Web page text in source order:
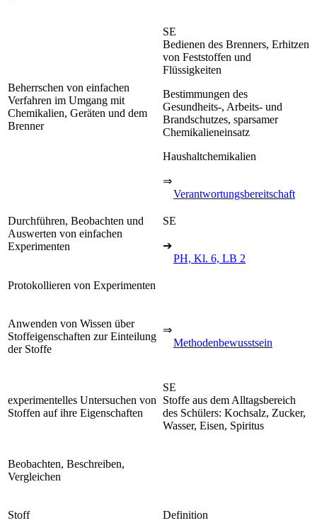
Beherrschen von einfachen
Verfahren im Umgang mit
Chemikalien, Geräten und dem
Brenner
SE
Bedienen des Brenners, Erhitzen
von Feststoffen und
Flüssigkeiten
Bestimmungen des
Gesundheits-, Arbeits- und
Brandschutzes, sparsamer
Chemikalieneinsatz
Haushaltchemikalien
⇒
Verantwortungsbereitschaft
Durchführen, Beobachten und
Auswerten von einfachen
Experimenten
SE
➔
PH, Kl. 6, LB 2
Protokollieren von Experimenten
Anwenden von Wissen über
Stoffeigenschaften zur Einteilung
der Stoffe
⇒
Methodenbewusstsein
experimentelles Untersuchen von
Stoffen auf ihre Eigenschaften
SE
Stoffe aus dem Alltagsbereich
des Schülers: Kochsalz, Zucker,
Wasser, Eisen, Spiritus
Beobachten, Beschreiben,
Vergleichen
Stoff Definition